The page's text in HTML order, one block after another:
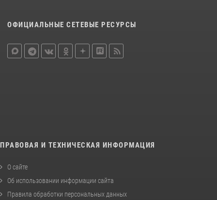
ОФИЦИАЛЬНЫЕ СЕТЕВЫЕ РЕСУРСЫ
ПРАВОВАЯ И ТЕХНИЧЕСКАЯ ИНФОРМАЦИЯ
О сайте
Об использовании информации сайта
Правила обработки персональных данных